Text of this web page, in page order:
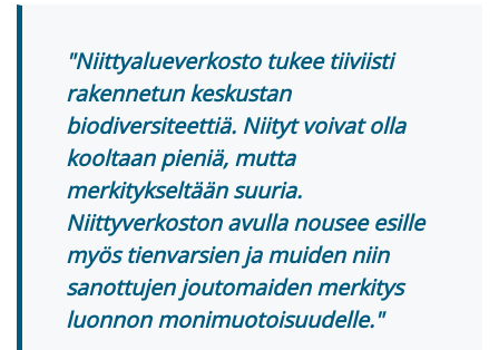
Niittyalueverkosto tukee tiiviisti
rakennetun keskustan
biodiversiteettiä. Niityt voivat olla
kooltaan pieniä, mutta
merkitykseltään suuria.
Niittyverkoston avulla nousee esille
myös tienvarsien ja muiden niin
sanottujen joutomaiden merkitys
luonnon monimuotoisuudelle.